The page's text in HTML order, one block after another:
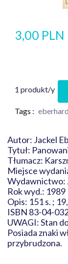
3,00 PLN
1 produkt/y
Tags : eberhard
Autor: Jackel
Tytuł:
Tłumacz:
Miejsce
Wydawnictwo:
Rok wyd.: 1989
Opis: 151 s. ;
ISBN 83-04-
UWAGI: Stan
Posiada znaki
przybrudzona.